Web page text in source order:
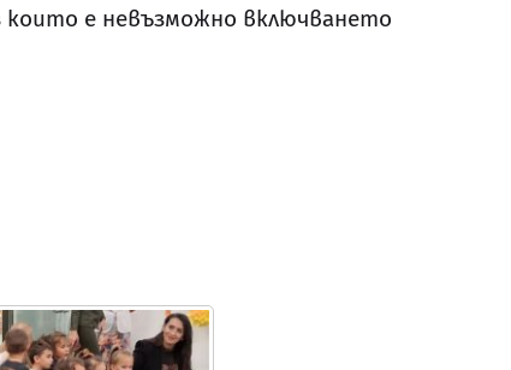
е невъзможно включването